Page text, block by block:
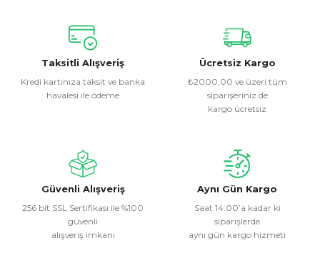
konularda yetersiz gördüğünüz noktaları öneri formunu
kullanarak tarafımıza iletebilirsiniz.
Görüş ve önerileriniz için teşekkür ederiz.
Ürün resmi kalitesiz, bozuk veya görüntülenemiyor.
Ürün fiyatı diğer sitelerden daha pahalı.
Bu ürüne benzer farklı alternatifler olmalı.
Taksitli Alışveriş
Kredi kartınıza taksit ve banka
havalesi ile ödeme
Ücretsiz Kargo
₺2000,00 ve üzeri tüm
siparişeriniz de
kargo ücretsiz
Güvenli Alışveriş
256 bit SSL Sertifikası ile %100
güvenli
alışveriş imkanı
Aynı Gün Kargo
Saat 14:00’a kadar ki
siparişlerde
aynı gün kargo hizmeti